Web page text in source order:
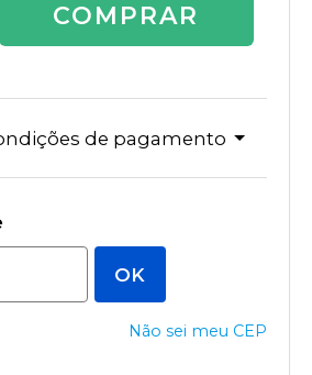
COMPRAR
de pagamento
Não sei meu CEP